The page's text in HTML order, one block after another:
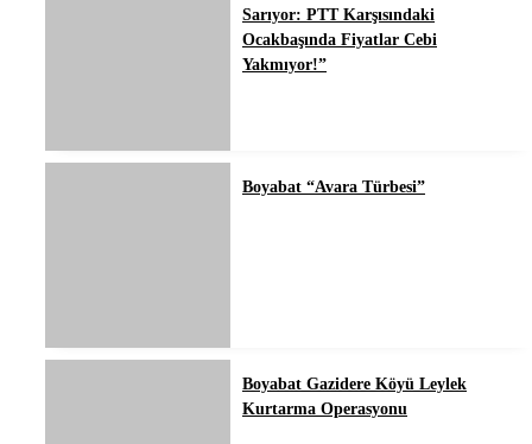
Sarıyor: PTT Karşısındaki
Ocakbaşında Fiyatlar Cebi
Yakmıyor!”
Boyabat “Avara Türbesi”
Boyabat Gazidere Köyü Leylek
Kurtarma Operasyonu